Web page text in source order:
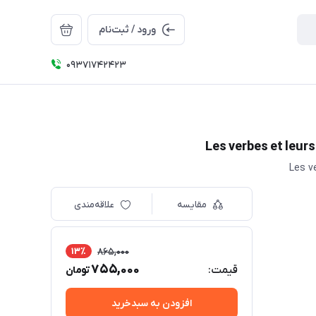
ورود / ثبت‌نام
09371742423
مقایسه علاقه‌مندی
قیمت:
865,000 13٪
755,000تومان
افزودن به سبدخرید